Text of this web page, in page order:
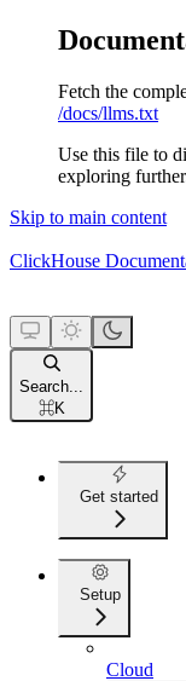
Fetch the
/docs/llms.txt
Use this file to
exploring
Skip to main content
ClickHouse
Search...
⌘K
Get started
Setup
Cloud